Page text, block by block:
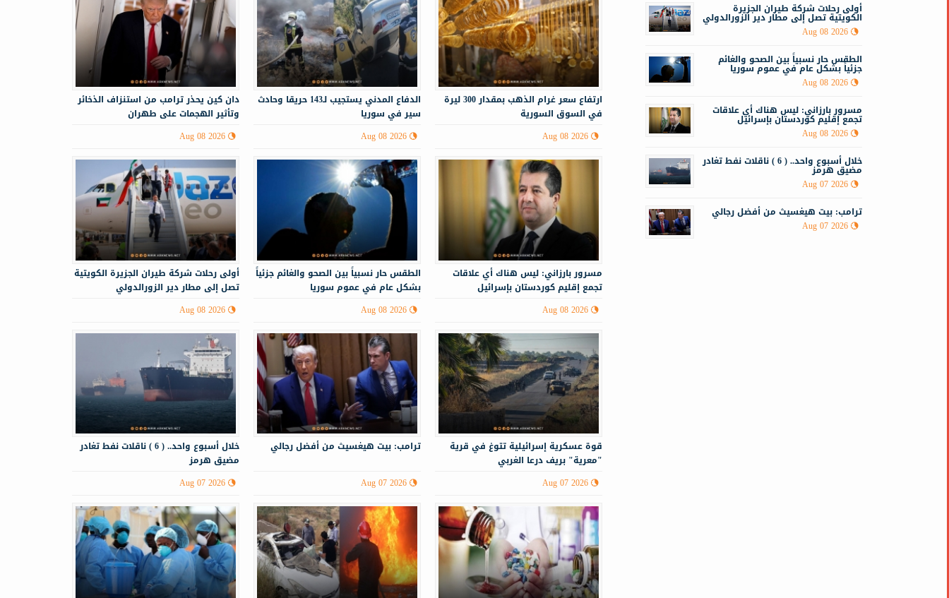
دان كين يحذر ترامب من استنزاف الذخائر
وتأثير الهجمات على طهران
Aug 08 2026
الدفاع المدني يستجيب لـ143 حريقا وحادث
سير في سوريا
Aug 08 2026
ارتفاع سعر غرام الذهب بمقدار 300 ليرة
في السوق السورية
Aug 08 2026
أولى رحلات شركة طيران الجزيرة الكويتية
تصل إلى مطار دير الزورالدولي
Aug 08 2026
الطقس حار نسبياً بين الصحو والغائم جزئياً
بشكل عام في عموم سوريا
Aug 08 2026
مسرور بارزاني: ليس هناك أي علاقات
تجمع إقليم كوردستان بإسرائيل
Aug 08 2026
خلال أسبوع واحد.. ( 6 ) ناقلات نفط تغادر
مضيق هرمز
Aug 07 2026
ترامب: بيت هيغسيث من أفضل رجالي
Aug 07 2026
قوة عسكرية إسرائيلية تتوغ في قرية
"معرية" بريف درعا الغربي
Aug 07 2026
أولى رحلات شركة طيران الجزيرة
الكويتية تصل إلى مطار دير الزورالدولي
Aug 08 2026
الطقس حار نسبياً بين الصحو والغائم
جزئياً بشكل عام في عموم سوريا
Aug 08 2026
مسرور بارزاني: ليس هناك أي علاقات
تجمع إقليم كوردستان بإسرائيل
Aug 08 2026
خلال أسبوع واحد.. ( 6 ) ناقلات نفط تغادر
مضيق هرمز
Aug 07 2026
ترامب: بيت هيغسيث من أفضل رجالي
Aug 07 2026